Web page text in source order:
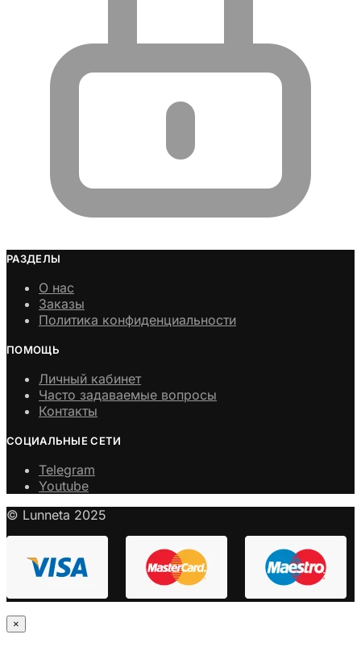
РАЗДЕЛЫ
О нас
Заказы
Политика конфиденциальности
ПОМОЩЬ
Личный кабинет
Часто задаваемые вопросы
Контакты
СОЦИАЛЬНЫЕ СЕТИ
Telegram
Youtube
© Lunneta 2025
×